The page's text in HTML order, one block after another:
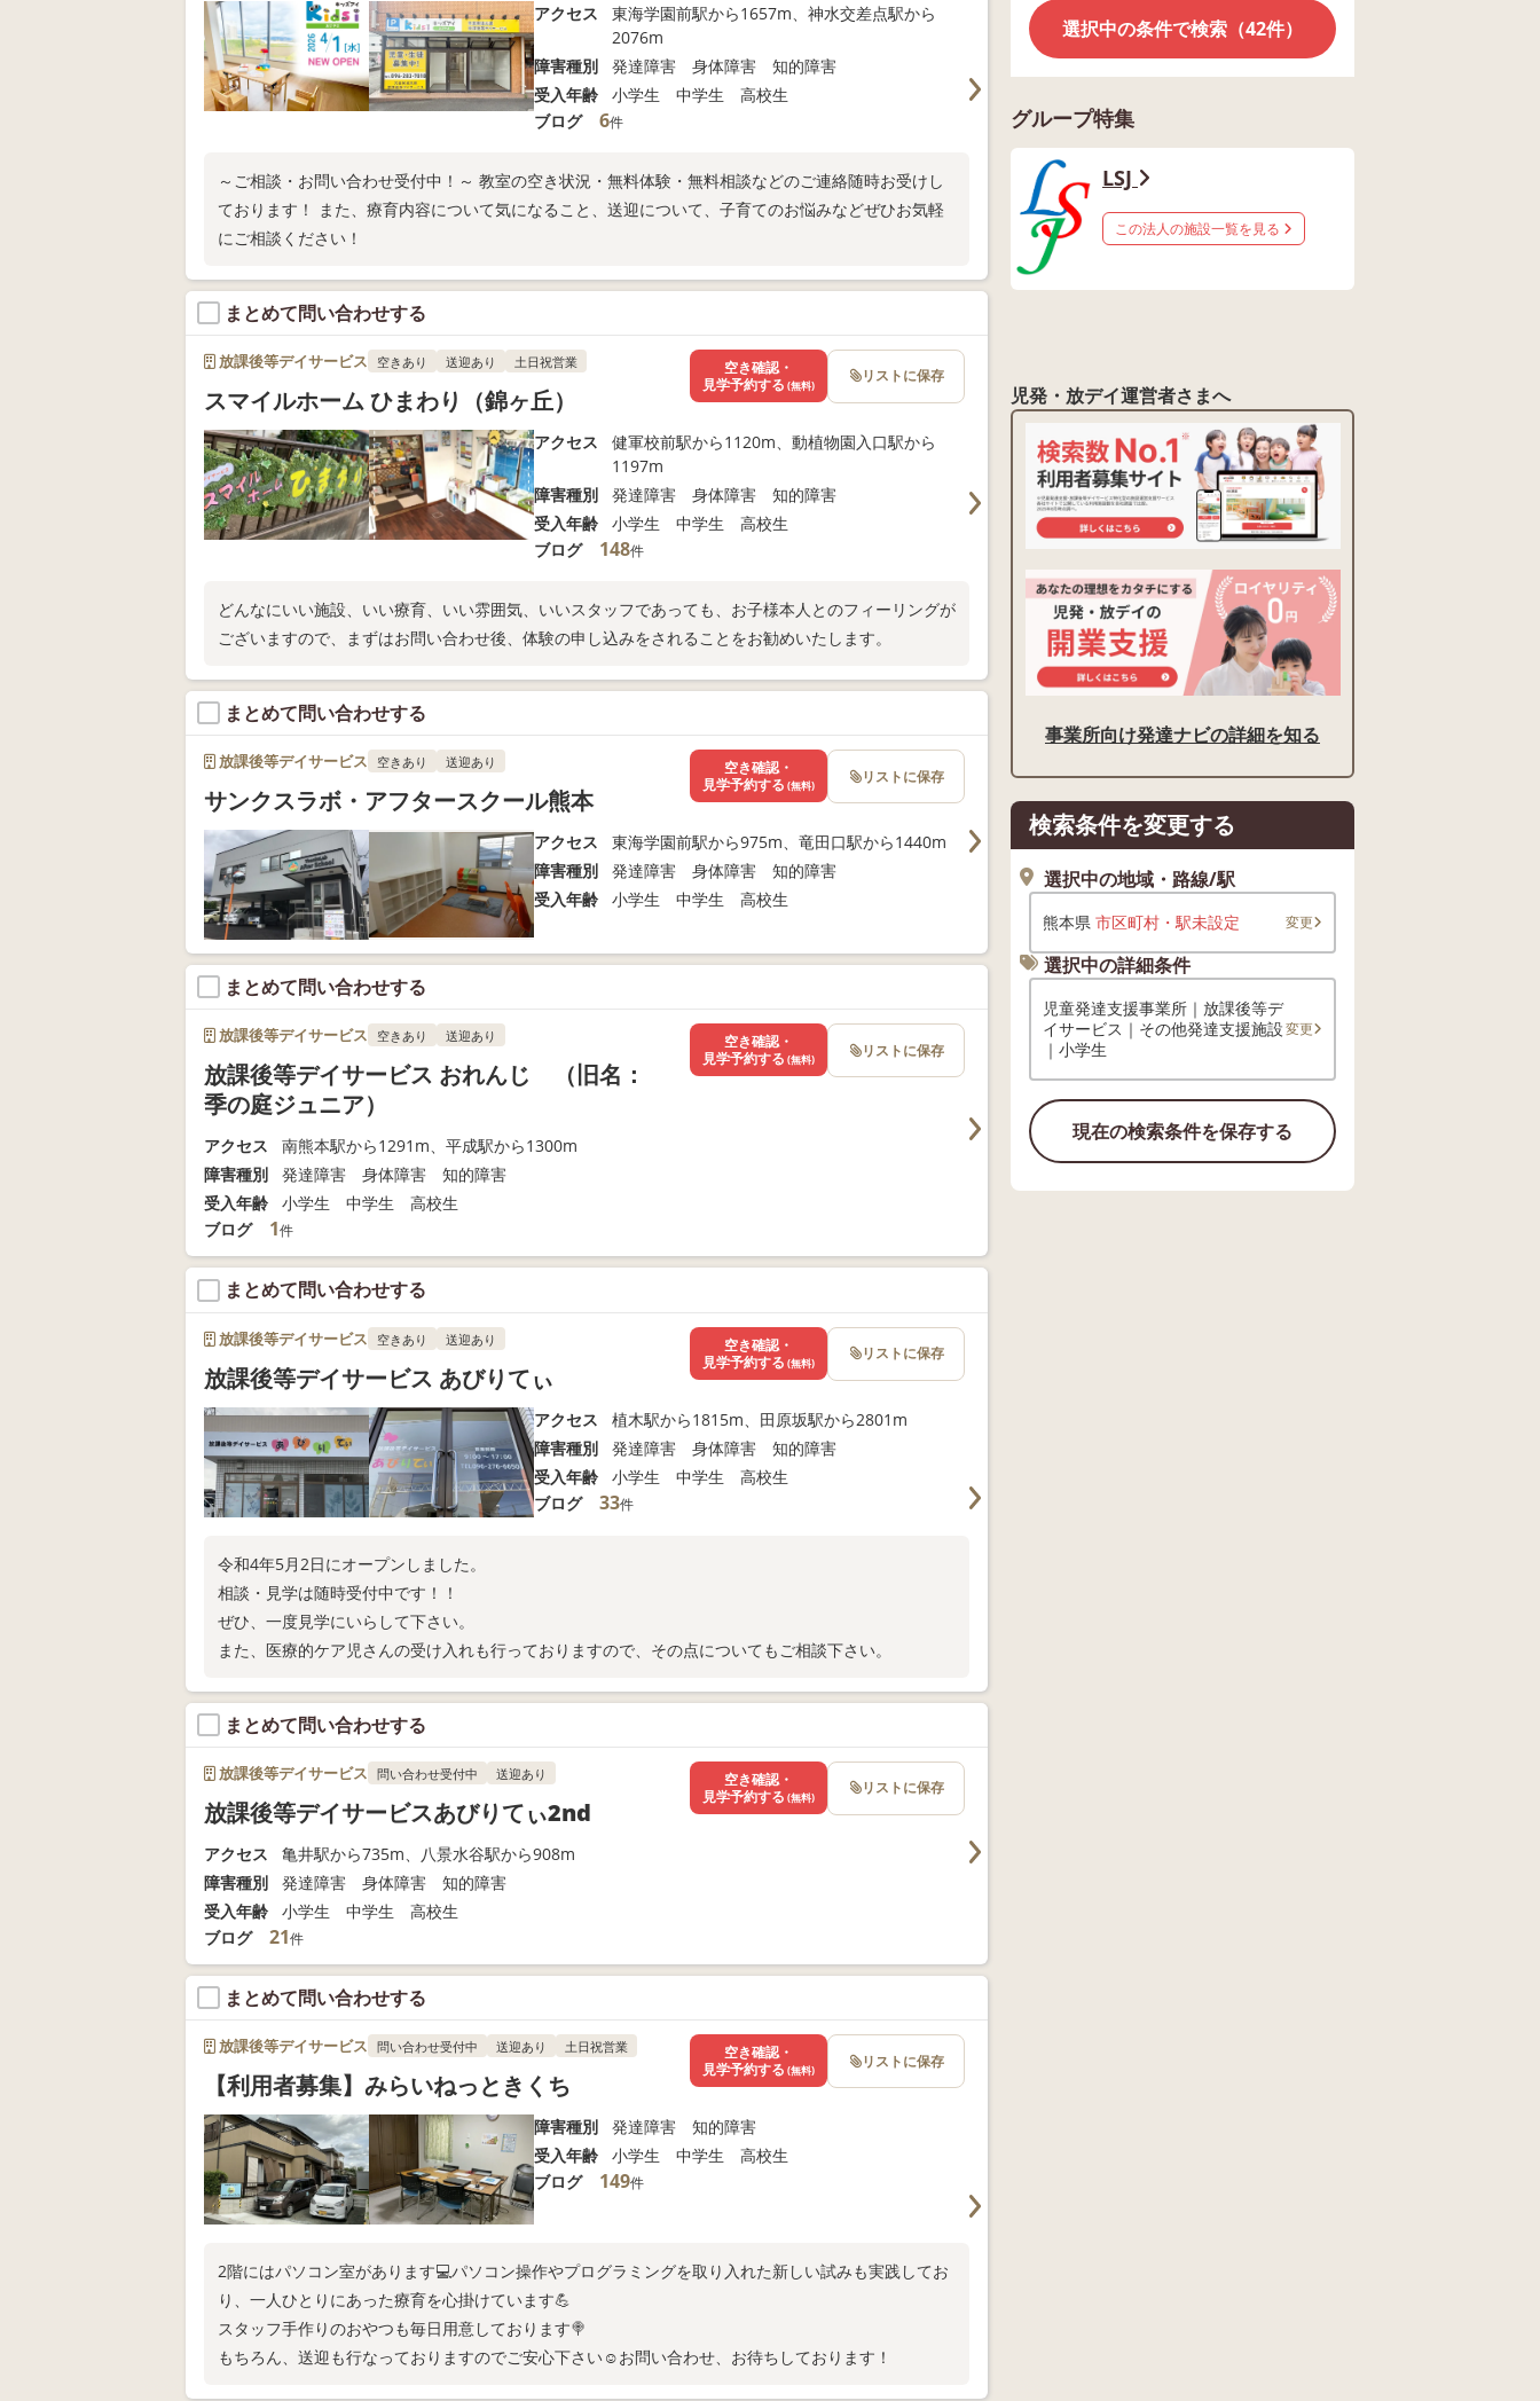
アクセス
東海学園前駅から1657m、神水交差点駅から
2076m
障害種別
発達障害 身体障害 知的障害
受入年齢
小学生 中学生 高校生
ブログ
6件
～ご相談・お問い合わせ受付中！～ 教室の空き状況・無料体験・無料相談などのご連絡随時お受けし
ております！ また、療育内容について気になること、送迎について、子育てのお悩みなどぜひお気軽
にご相談ください！
まとめて問い合わせする
放課後等デイサービス 空きあり 送迎あり 土日祝営業
スマイルホーム ひまわり（錦ヶ丘）
アクセス
健軍校前駅から1120m、動植物園入口駅から
1197m
障害種別
発達障害 身体障害 知的障害
受入年齢
小学生 中学生 高校生
ブログ
148件
どんなにいい施設、いい療育、いい雰囲気、いいスタッフであっても、お子様本人とのフィーリングが
ございますので、まずはお問い合わせ後、体験の申し込みをされることをお勧めいたします。
空き確認・
見学予約する (無料) リストに保存
まとめて問い合わせする
放課後等デイサービス 空きあり 送迎あり
サンクスラボ・アフタースクール熊本
アクセス
東海学園前駅から975m、竜田口駅から1440m
障害種別
発達障害 身体障害 知的障害
受入年齢
小学生 中学生 高校生
空き確認・
見学予約する (無料) リストに保存
まとめて問い合わせする
放課後等デイサービス 空きあり 送迎あり
放課後等デイサービス おれんじ （旧名：
季の庭ジュニア）
アクセス
南熊本駅から1291m、平成駅から1300m
障害種別
発達障害 身体障害 知的障害
受入年齢
小学生 中学生 高校生
ブログ
1件
空き確認・
見学予約する (無料) リストに保存
まとめて問い合わせする
放課後等デイサービス 空きあり 送迎あり
放課後等デイサービス あびりてぃ
アクセス
植木駅から1815m、田原坂駅から2801m
障害種別
発達障害 身体障害 知的障害
受入年齢
小学生 中学生 高校生
ブログ
33件
令和4年5月2日にオープンしました。
相談・見学は随時受付中です！！
ぜひ、一度見学にいらして下さい。
また、医療的ケア児さんの受け入れも行っておりますので、その点についてもご相談下さい。
空き確認・
見学予約する (無料) リストに保存
まとめて問い合わせする
放課後等デイサービス 問い合わせ受付中 送迎あり
放課後等デイサービスあびりてぃ2nd
アクセス
亀井駅から735m、八景水谷駅から908m
障害種別
発達障害 身体障害 知的障害
受入年齢
小学生 中学生 高校生
ブログ
21件
空き確認・
見学予約する (無料) リストに保存
まとめて問い合わせする
放課後等デイサービス 問い合わせ受付中 送迎あり 土日祝営業
【利用者募集】みらいねっときくち
障害種別
発達障害 知的障害
受入年齢
小学生 中学生 高校生
ブログ
149件
2階にはパソコン室があります💻パソコン操作やプログラミングを取り入れた新しい試みも実践してお
り、一人ひとりにあった療育を心掛けています💪
スタッフ手作りのおやつも毎日用意しております🍭
もちろん、送迎も行なっておりますのでご安心下さい☺️お問い合わせ、お待ちしております！
空き確認・
見学予約する (無料) リストに保存
選択中の条件で検索（42件）
グループ特集
LSJ
この法人の施設一覧を見る
児発・放デイ運営者さまへ
事業所向け発達ナビの詳細を知る
検索条件を変更する
選択中の地域・路線/駅
熊本県 市区町村・駅未設定 変更
選択中の詳細条件
児童発達支援事業所｜放課後等デ
イサービス｜その他発達支援施設
｜小学生
変更
現在の検索条件を保存する